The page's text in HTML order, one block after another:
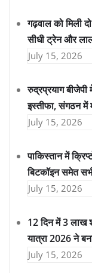
गढ़वाल को मिली
सीधी ट्रेन और
July 15, 2026
रुद्रप्रयाग बीजेपी
इस्तीफा, संगठन
July 15, 2026
पाकिस्तान में
बिटकॉइन समेत
July 15, 2026
12 दिन में 3 लाख
यात्रा 2026 ने
July 15, 2026